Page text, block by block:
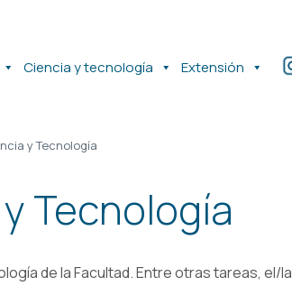
Ciencia y tecnología Extensión
y Tecnología
Tecnología
de la Facultad. Entre otras tareas, el/la